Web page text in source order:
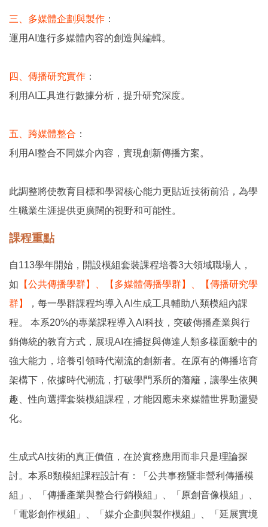
三、多媒體企劃與製作 ：
運用AI進行多媒體內容的創造與編輯。
四、傳播研究實作 ：
利用AI工具進行數據分析，提升研究深度。
五、跨媒體整合 ：
利用AI整合不同媒介內容，實現創新傳播方案。
此調整將使教育目標和學習核心能力更貼近技術前沿，為學
生職業生涯提供更廣闊的視野和可能性。
課程重點
自113學年開始，開設模組套裝課程培養3大領域職場人，
如 【公共傳播學群】、【多媒體傳播學群】、【傳播研究學
群】
，每一學群課程均導入AI生成工具輔助八類模組內課
程。 本系20%的專業課程導入AI科技，突破傳播產業與行
銷傳統的教育方式，展現AI在捕捉與傳達人類多樣面貌中的
強大能力，培養引領時代潮流的創新者。在原有的傳播培育
架構下，依據時代潮流，打破學門系所的藩籬，讓學生依興
趣、性向選擇套裝模組課程，才能因應未來媒體世界動盪變
化。
生成式AI技術的真正價值，在於實務應用而非只是理論探
討。本系8類模組課程設計有：「公共事務暨非營利傳播模
組」、「傳播產業與整合行銷模組」、「原創音像模組」、
「電影創作模組」、「媒介企劃與製作模組」、「延展實境